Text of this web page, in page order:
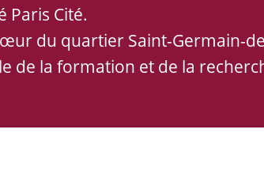
Paris Cité.
du quartier Saint-Germain-
de la formation et de la